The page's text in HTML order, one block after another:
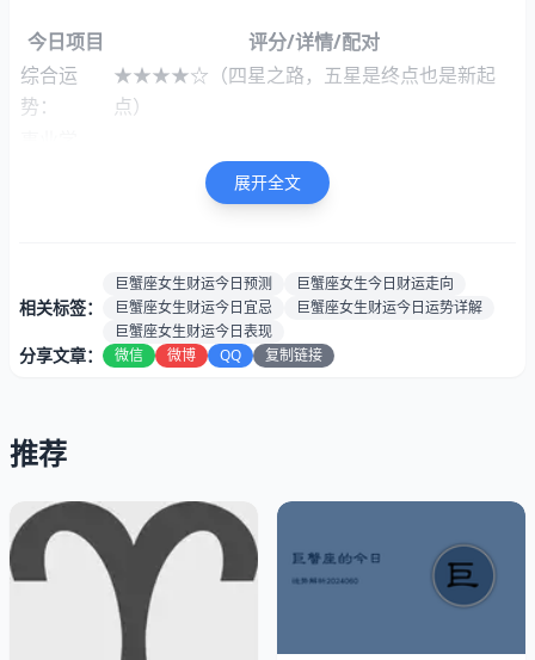
今日项目
评分/详情/配对
综合运
势：
★★★★☆（四星之路，五星是终点也是新起
点）
★★★☆☆（表现中规，可寻求突破。）
势：
程）
数：
68%（稳定两星，保持均衡）
最佳时段:
巨蟹座2024年06月07日幸运指南
幸运色彩：砖红橙色
幸运数字：3
展开全文
相关标签：
巨蟹座女生财运今日预测
巨蟹座女生今日财运走向
巨蟹座女生财运今日宜忌
巨蟹座女生财运今日运势详解
巨蟹座女生财运今日表现
分享文章： 微信 微博 QQ 复制链接
推荐